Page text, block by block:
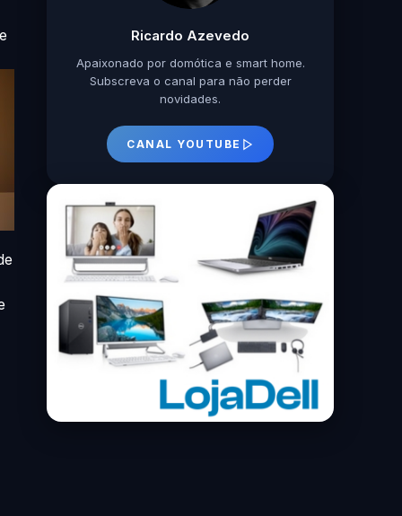
Ricardo Azevedo
Apaixonado por domótica e smart home.
Subscreva o canal para não perder
novidades.
CANAL YOUTUBE